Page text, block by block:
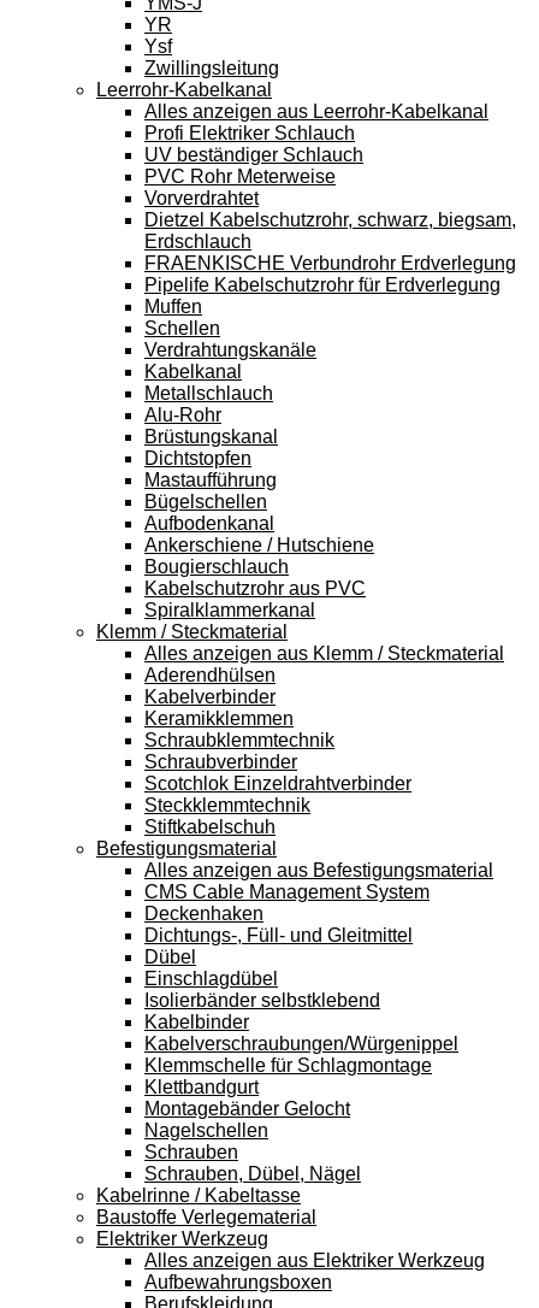
YR
Ysf
Zwillingsleitung
Leerrohr-Kabelkanal
Alles anzeigen aus Leerrohr-Kabelkanal
Profi Elektriker Schlauch
UV beständiger Schlauch
PVC Rohr Meterweise
Vorverdrahtet
Dietzel Kabelschutzrohr, schwarz, biegsam,
Erdschlauch
FRAENKISCHE Verbundrohr Erdverlegung
Pipelife Kabelschutzrohr für Erdverlegung
Muffen
Schellen
Verdrahtungskanäle
Kabelkanal
Metallschlauch
Alu-Rohr
Brüstungskanal
Dichtstopfen
Mastaufführung
Bügelschellen
Aufbodenkanal
Ankerschiene / Hutschiene
Bougierschlauch
Kabelschutzrohr aus PVC
Spiralklammerkanal
Klemm / Steckmaterial
Alles anzeigen aus Klemm / Steckmaterial
Aderendhülsen
Kabelverbinder
Keramikklemmen
Schraubklemmtechnik
Schraubverbinder
Scotchlok Einzeldrahtverbinder
Steckklemmtechnik
Stiftkabelschuh
Befestigungsmaterial
Alles anzeigen aus Befestigungsmaterial
CMS Cable Management System
Deckenhaken
Dichtungs-, Füll- und Gleitmittel
Dübel
Einschlagdübel
Isolierbänder selbstklebend
Kabelbinder
Kabelverschraubungen/Würgenippel
Klemmschelle für Schlagmontage
Klettbandgurt
Montagebänder Gelocht
Nagelschellen
Schrauben
Schrauben, Dübel, Nägel
Kabelrinne / Kabeltasse
Baustoffe Verlegematerial
Elektriker Werkzeug
Alles anzeigen aus Elektriker Werkzeug
Aufbewahrungsboxen
Berufskleidung